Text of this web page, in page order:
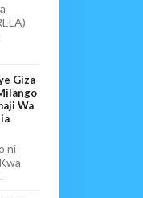
Giza
Wa
ni